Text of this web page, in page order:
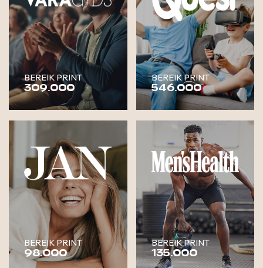
BEREIK PRINT
309.000
BEREIK PRINT
546.000
BEREIK PRINT
98.000
BEREIK PRINT
135.000